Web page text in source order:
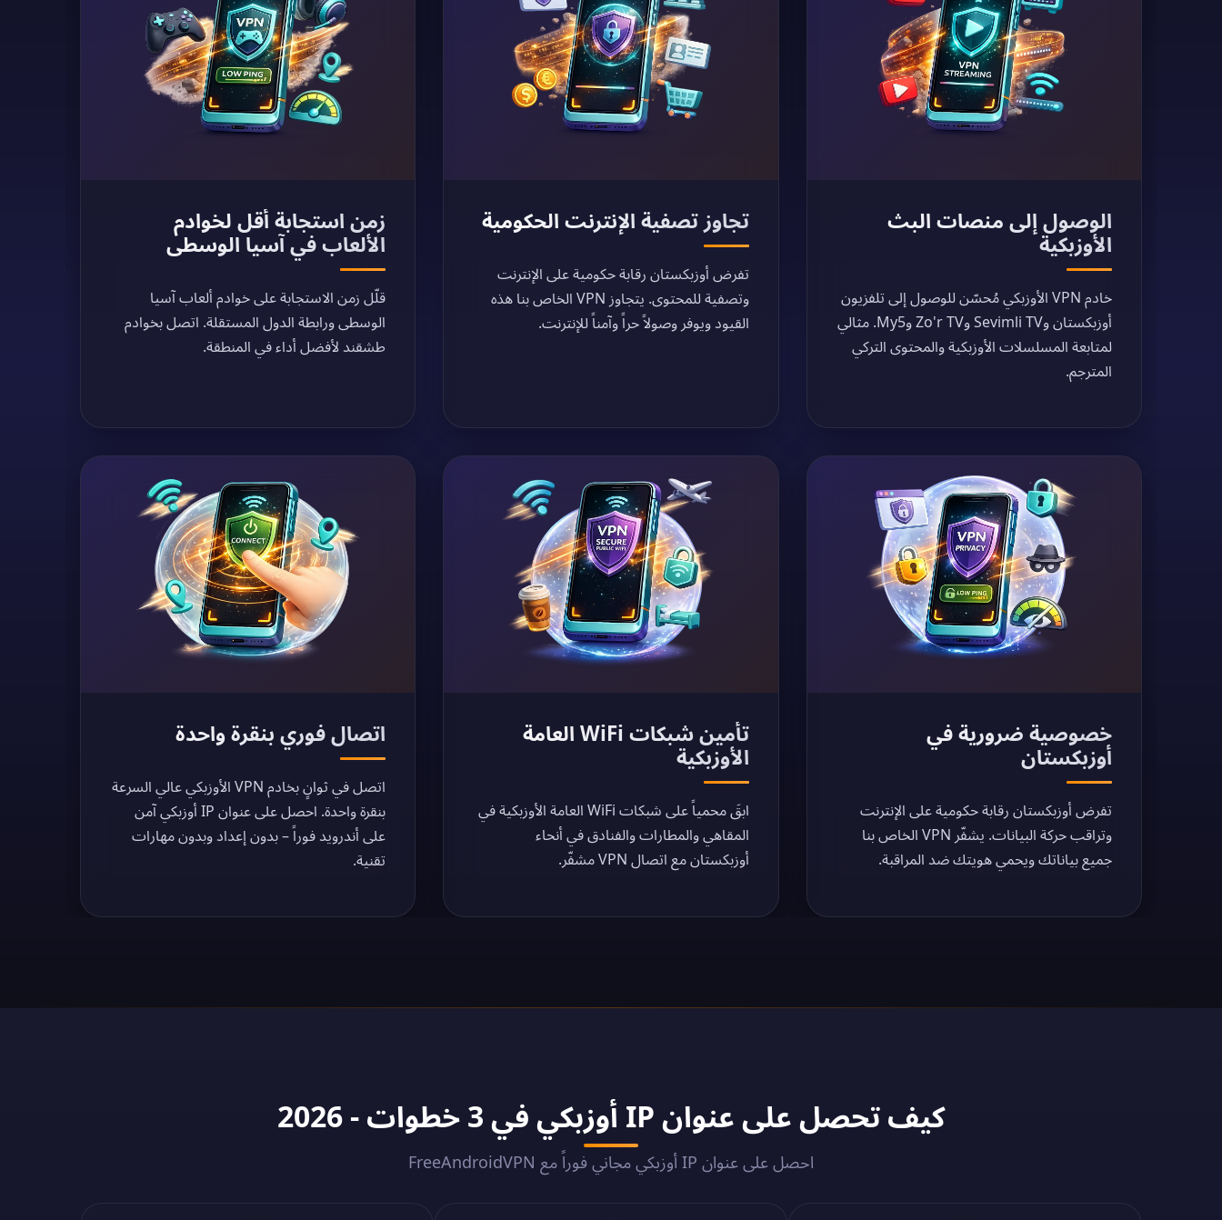
الوصول إلى منصات البث
الأوزبكية
خادم VPN الأوزبكي مُحسّن للوصول إلى تلفزيون
أوزبكستان وSevimli TV وZo'r TV وMy5. مثالي
لمتابعة المسلسلات الأوزبكية والمحتوى التركي
المترجم.
تجاوز تصفية الإنترنت الحكومية
تفرض أوزبكستان رقابة حكومية على الإنترنت
وتصفية للمحتوى. يتجاوز VPN الخاص بنا هذه
القيود ويوفر وصولاً حراً وآمناً للإنترنت.
زمن استجابة أقل لخوادم
الألعاب في آسيا الوسطى
قلّل زمن الاستجابة على خوادم ألعاب آسيا
الوسطى ورابطة الدول المستقلة. اتصل بخوادم
طشقند لأفضل أداء في المنطقة.
خصوصية ضرورية في
أوزبكستان
تفرض أوزبكستان رقابة حكومية على الإنترنت
وتراقب حركة البيانات. يشفّر VPN الخاص بنا
جميع بياناتك ويحمي هويتك ضد المراقبة.
تأمين شبكات WiFi العامة
الأوزبكية
ابقَ محمياً على شبكات WiFi العامة الأوزبكية في
المقاهي والمطارات والفنادق في أنحاء
أوزبكستان مع اتصال VPN مشفّر.
اتصال فوري بنقرة واحدة
اتصل في ثوانٍ بخادم VPN الأوزبكي عالي السرعة
بنقرة واحدة. احصل على عنوان IP أوزبكي آمن
على أندرويد فوراً – بدون إعداد وبدون مهارات
تقنية.
كيف تحصل على عنوان IP أوزبكي في 3 خطوات - 2026
احصل على عنوان IP أوزبكي مجاني فوراً مع FreeAndroidVPN